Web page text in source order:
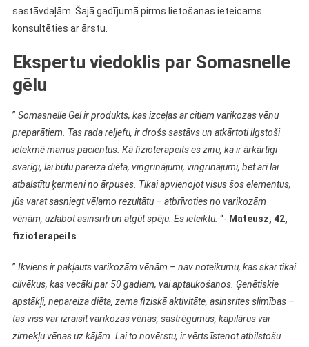
sastāvdaļām. Šajā gadījumā pirms lietošanas ieteicams
konsultēties ar ārstu.
Ekspertu viedoklis par Somasnelle
gēlu
” Somasnelle Gel ir produkts, kas izceļas ar citiem varikozas vēnu
preparātiem. Tas rada reljefu, ir drošs sastāvs un atkārtoti ilgstoši
ietekmē manus pacientus. Kā fizioterapeits es zinu, ka ir ārkārtīgi
svarīgi, lai būtu pareiza diēta, vingrinājumi, vingrinājumi, bet arī lai
atbalstītu ķermeni no ārpuses. Tikai apvienojot visus šos elementus,
jūs varat sasniegt vēlamo rezultātu – atbrīvoties no varikozām
vēnām, uzlabot asinsriti un atgūt spēju. Es ieteiktu. “- Mateusz, 42,
fizioterapeits
” Ikviens ir pakļauts varikozām vēnām – nav noteikumu, kas skar tikai
cilvēkus, kas vecāki par 50 gadiem, vai aptaukošanos. Ģenētiskie
apstākļi, nepareiza diēta, zema fiziskā aktivitāte, asinsrites slimības –
tas viss var izraisīt varikozas vēnas, sastrēgumus, kapilārus vai
zirnekļu vēnas uz kājām. Lai to novērstu, ir vērts īstenot atbilstošu